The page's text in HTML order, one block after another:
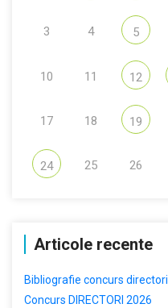
3 4 5
10 11 12
17 18 19
24 25 26
Articole recente
Bibliografie concurs directori
Concurs DIRECTORI 2026